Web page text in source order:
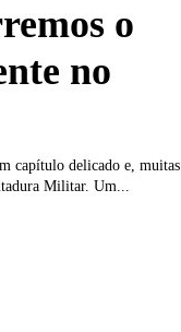
o
no
capítulo delicado e, muitas
Militar. Um...